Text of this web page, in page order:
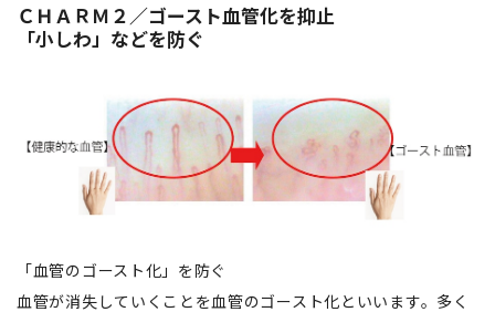
ＣＨＡＲＭ２／ゴースト血管化を抑止
「小しわ」などを防ぐ
「血管のゴースト化」を防ぐ
血管が消失していくことを血管のゴースト化といいます。多く